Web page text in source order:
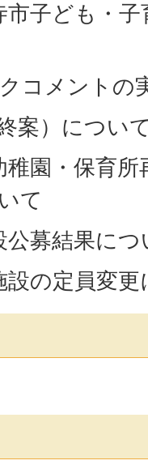
市子ども・
メントの実
）につい
稚園・保育
て
公募結果に
設の定員変